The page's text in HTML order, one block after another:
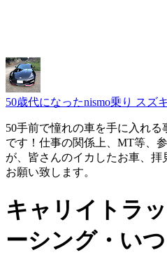
50歳代になったnismo乗り スズ
50手前で憧れの車を手に入れ
です！仕事の関係上、MT等、
が、皆さんのイカしたお車、
お願い致します。
キャリイトラ
ーシング・い